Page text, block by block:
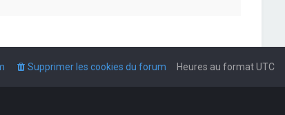
Heures au formatUTC
Supprimer les cookies du forum